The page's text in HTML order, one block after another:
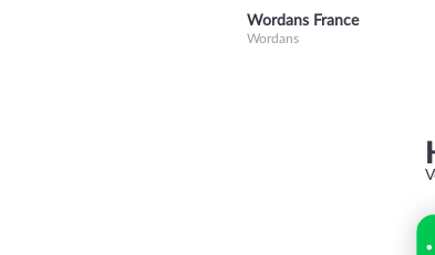
Wordans France
Wordans